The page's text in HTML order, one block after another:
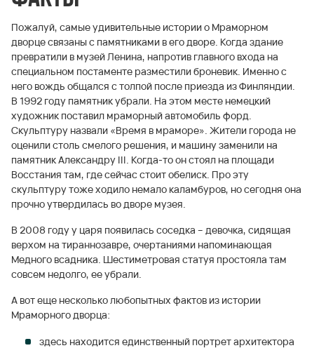
Пожалуй, самые удивительные истории о Мраморном
дворце связаны с памятниками в его дворе. Когда здание
превратили в музей Ленина, напротив главного входа на
специальном постаменте разместили броневик. Именно с
него вождь общался с толпой после приезда из Финляндии.
В 1992 году памятник убрали. На этом месте немецкий
художник поставил мраморный автомобиль форд.
Скульптуру назвали «Время в мраморе». Жители города не
оценили столь смелого решения, и машину заменили на
памятник Александру III. Когда-то он стоял на площади
Восстания там, где сейчас стоит обелиск. Про эту
скульптуру тоже ходило немало каламбуров, но сегодня она
прочно утвердилась во дворе музея.
В 2008 году у царя появилась соседка – девочка, сидящая
верхом на тираннозавре, очертаниями напоминающая
Медного всадника. Шестиметровая статуя простояла там
совсем недолго, ее убрали.
А вот еще несколько любопытных фактов из истории
Мраморного дворца:
здесь находится единственный портрет архитектора